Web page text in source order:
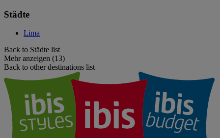
Städte
Lima
Back to Städte list
Mehr anzeigen (13)
Back to other destinations list